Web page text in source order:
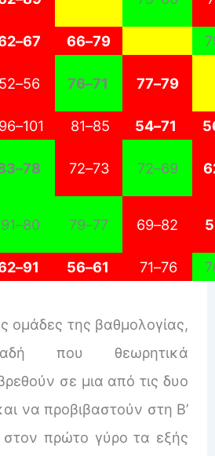
–67 66–79
52–56 76–71 77–79
96–101 81–85 54–71
–78 72–73 72–69
91–80 79–77 69–82
–91 56–61 71–76
ομάδες της βαθμολογίας,
που θεωρητικά
σε μια από τις δυο
να προβιβαστούν στη Β’
στον πρώτο γύρο τα εξής